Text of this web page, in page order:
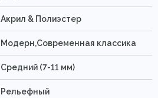
Акрил & Полиэстер
Модерн,Современная классика
Средний (7-11 мм)
Рельефный